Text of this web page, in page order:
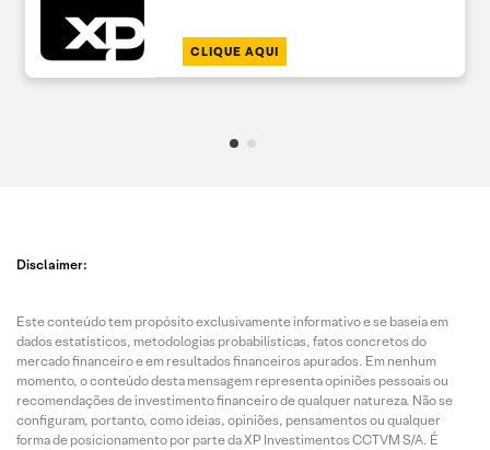
CLIQUE AQUI
Disclaimer:
Este conteúdo tem propósito exclusivamente informativo e se baseia em
dados estatísticos, metodologias probabilísticas, fatos concretos do
mercado financeiro e em resultados financeiros apurados. Em nenhum
momento, o conteúdo desta mensagem representa opiniões pessoais ou
recomendações de investimento financeiro de qualquer natureza. Não se
configuram, portanto, como ideias, opiniões, pensamentos ou qualquer
forma de posicionamento por parte da XP Investimentos CCTVM S/A. É